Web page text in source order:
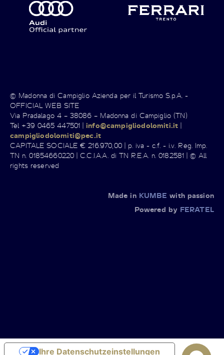
© Madonna di Campiglio Azienda per il Turismo S.p.A. -
OFFICIAL WEB SITE
Via Pradalago 4 – 38086 – Madonna di Campiglio (TN)
Tel +39 0465 447501 |info@campigliodolomiti.it |
campigliodolomiti@pec.it
CAPITALE SOCIALE € 216.970,00 | p. iva - c.f. - i.v. Reg. Imp.
TN n. 01854660220 | C.C.I.A.A. di TN R.E.A. n. 0182581 | © All
rights reserved
Made in KUMBE with passion
Powered by FERATEL
Ihre Datenschutzeinstellungen